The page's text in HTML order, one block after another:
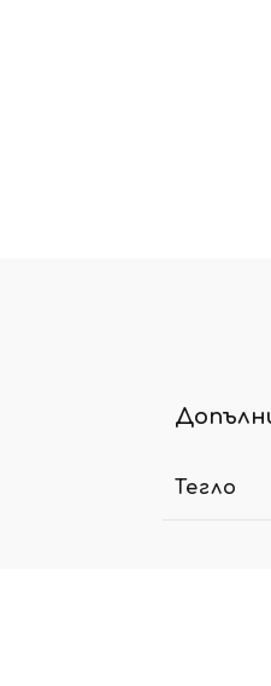
Тегло